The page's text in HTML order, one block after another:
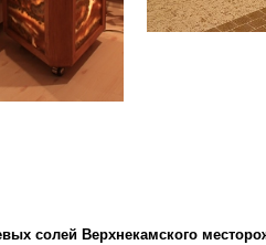
солей Верхнекамского